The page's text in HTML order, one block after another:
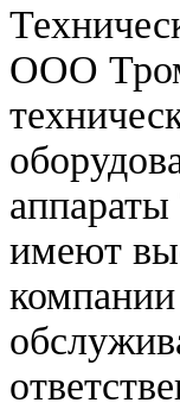
ООО
имеют